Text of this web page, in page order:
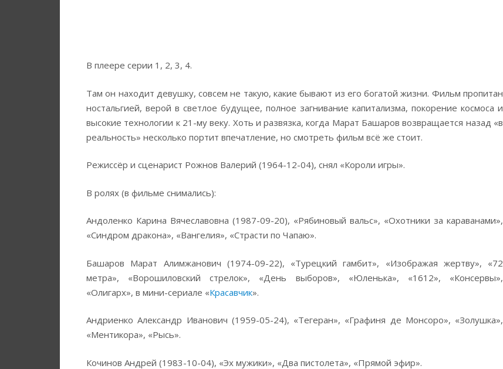
В плеере серии 1, 2, 3, 4.
Там он находит девушку, совсем не такую, какие бывают из его богатой жизни. Фильм пропитан
ностальгией, верой в светлое будущее, полное загнивание капитализма, покорение космоса и
высокие технологии к 21-му веку. Хоть и развязка, когда Марат Башаров возвращается назад «в
реальность» несколько портит впечатление, но смотреть фильм всё же стоит.
Режиссёр и сценарист Рожнов Валерий (1964-12-04), снял «Короли игры».
В ролях (в фильме снимались):
Андоленко Карина Вячеславовна (1987-09-20), «Рябиновый вальс», «Охотники за караванами»,
«Синдром дракона», «Вангелия», «Страсти по Чапаю».
Башаров Марат Алимжанович (1974-09-22), «Турецкий гамбит», «Изображая жертву», «72
метра», «Ворошиловский стрелок», «День выборов», «Юленька», «1612», «Консервы»,
«Олигарх», в мини-сериале «Красавчик».
Андриенко Александр Иванович (1959-05-24), «Тегеран», «Графиня де Монсоро», «Золушка»,
«Ментикора», «Рысь».
Кочинов Андрей (1983-10-04), «Эх мужики», «Два пистолета», «Прямой эфир».